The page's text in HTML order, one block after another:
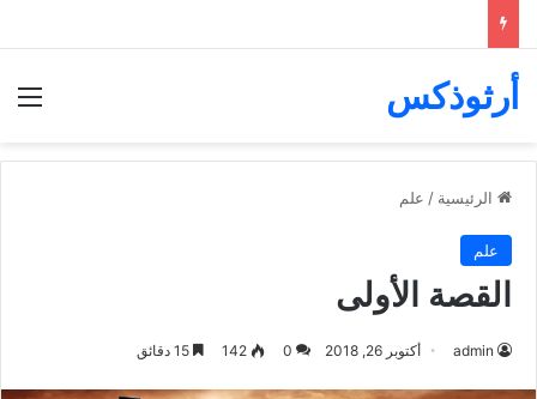
أرثوذكس
الرئيسية / علم
علم
القصة الأولى
admin أكتوبر 26, 2018 0
142